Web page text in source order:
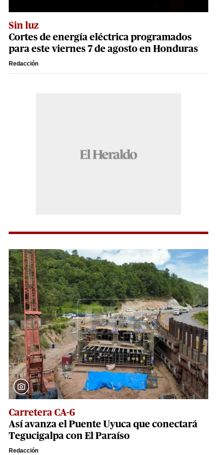
Sin luz
Cortes de energía eléctrica programados
para este viernes 7 de agosto en Honduras
Redacción
Carretera CA-6
Así avanza el Puente Uyuca que conectará
Tegucigalpa con El Paraíso
Redacción